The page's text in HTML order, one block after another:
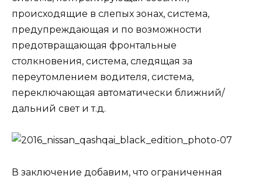
происходящие в слепых зонах, система,
предупреждающая и по возможности
предотвращающая фронтальные
столкновения, система, следящая за
переутомлением водителя, система,
переключающая автоматически ближний/
дальний свет и т.д.
В заключение добавим, что ограниченная